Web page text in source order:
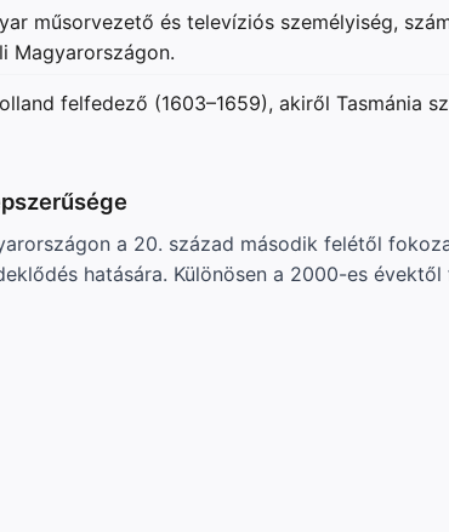
műsorvezető és televíziós személyiség,
Magyarországon.
felfedező (1603–1659), akiről Tasmánia
a 20. század második felétől
hatására. Különösen a 2000-es